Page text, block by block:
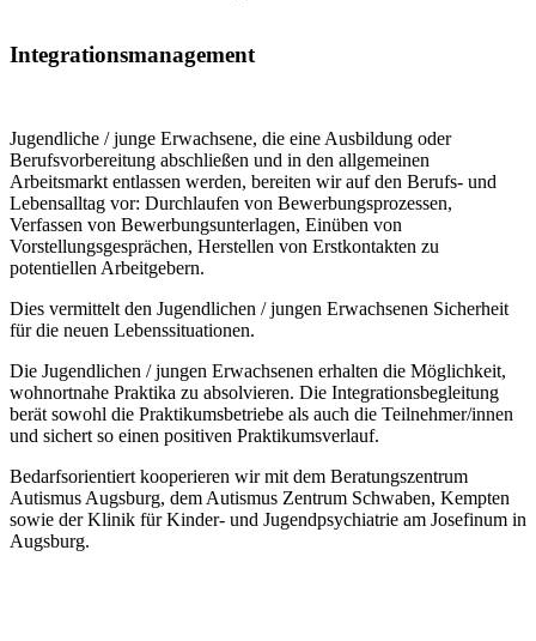
Integrationsmanagement
Jugendliche / junge Erwachsene, die eine Ausbildung oder
Berufsvorbereitung abschließen und in den allgemeinen
Arbeitsmarkt entlassen werden, bereiten wir auf den Berufs- und
Lebensalltag vor: Durchlaufen von Bewerbungsprozessen,
Verfassen von Bewerbungsunterlagen, Einüben von
Vorstellungsgesprächen, Herstellen von Erstkontakten zu
potentiellen Arbeitgebern.
Dies vermittelt den Jugendlichen / jungen Erwachsenen Sicherheit
für die neuen Lebenssituationen.
Die Jugendlichen / jungen Erwachsenen erhalten die Möglichkeit,
wohnortnahe Praktika zu absolvieren. Die Integrationsbegleitung
berät sowohl die Praktikumsbetriebe als auch die Teilnehmer/innen
und sichert so einen positiven Praktikumsverlauf.
Bedarfsorientiert kooperieren wir mit dem Beratungszentrum
Autismus Augsburg, dem Autismus Zentrum Schwaben, Kempten
sowie der Klinik für Kinder- und Jugendpsychiatrie am Josefinum in
Augsburg.